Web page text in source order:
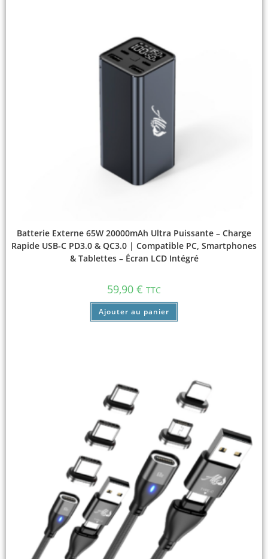
Batterie Externe 65W 20000mAh Ultra Puissante – Charge
Rapide USB-C PD3.0 & QC3.0 | Compatible PC, Smartphones
& Tablettes – Écran LCD Intégré
59,90 € TTC
Ajouter au panier